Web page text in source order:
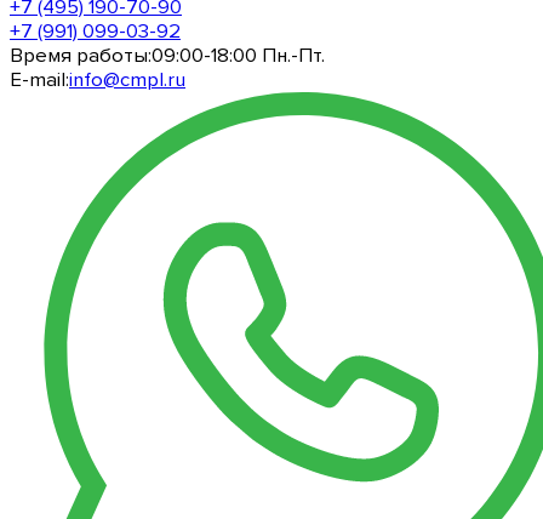
+7 (495) 190-70-90
+7 (991) 099-03-92
Время работы:09:00-18:00 Пн.-Пт.
E-mail:info@cmpl.ru